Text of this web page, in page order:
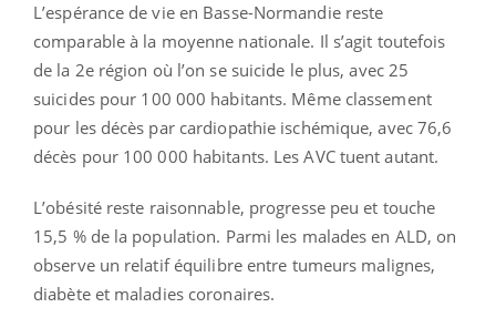
L’espérance de vie en Basse-Normandie reste
comparable à la moyenne nationale. Il s’agit toutefois
de la 2e région où l’on se suicide le plus, avec 25
suicides pour 100 000 habitants. Même classement
pour les décès par cardiopathie ischémique, avec 76,6
décès pour 100 000 habitants. Les AVC tuent autant.
L’obésité reste raisonnable, progresse peu et touche
15,5 % de la population. Parmi les malades en ALD, on
observe un relatif équilibre entre tumeurs malignes,
diabète et maladies coronaires.